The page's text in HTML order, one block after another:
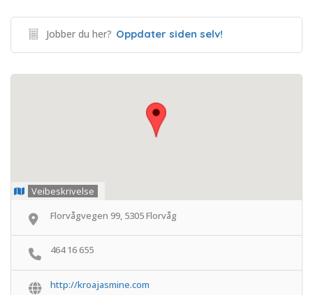
Jobber du her? Oppdater siden selv!
Veibeskrivelse
Florvågvegen 99, 5305 Florvåg
464 16 655
http://kroajasmine.com